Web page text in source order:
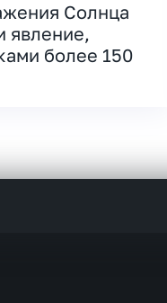
Солнца
явление,
более 150